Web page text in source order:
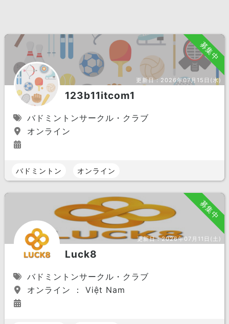
募集中
更新日： 2026年07月15日(水)
123b11itcom1
バドミントンサークル・クラブ
オンライン
バドミントン オンライン
募集中
更新日：2026年07月11日(土)
Luck8
バドミントンサークル・クラブ
オンライン ： Việt Nam